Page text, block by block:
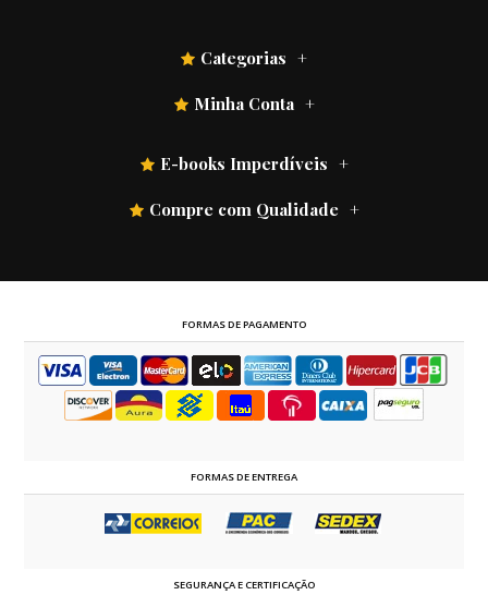
Categorias
Minha Conta
E-books Imperdíveis
Compre com Qualidade
FORMAS DE PAGAMENTO
FORMAS DE ENTREGA
SEGURANÇA E CERTIFICAÇÃO